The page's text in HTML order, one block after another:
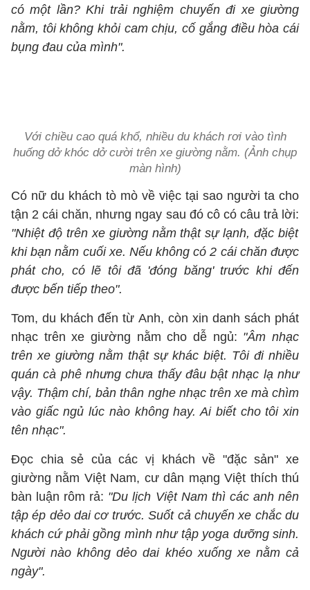
có một lần? Khi trải nghiệm chuyến đi xe giường
nằm, tôi không khỏi cam chịu, cố gắng điều hòa cái
bụng đau của mình".
Với chiều cao quá khổ, nhiều du khách rơi vào tình
huống dở khóc dở cười trên xe giường nằm. (Ảnh chụp
màn hình)
Có nữ du khách tò mò về việc tại sao người ta cho
tận 2 cái chăn, nhưng ngay sau đó cô có câu trả lời:
"Nhiệt độ trên xe giường nằm thật sự lạnh, đặc biệt
khi bạn nằm cuối xe. Nếu không có 2 cái chăn được
phát cho, có lẽ tôi đã 'đóng băng' trước khi đến
được bến tiếp theo".
Tom, du khách đến từ Anh, còn xin danh sách phát
nhạc trên xe giường nằm cho dễ ngủ: "Âm nhạc
trên xe giường nằm thật sự khác biệt. Tôi đi nhiều
quán cà phê nhưng chưa thấy đâu bật nhạc lạ như
vậy. Thậm chí, bản thân nghe nhạc trên xe mà chìm
vào giấc ngủ lúc nào không hay. Ai biết cho tôi xin
tên nhạc".
Đọc chia sẻ của các vị khách về "đặc sản" xe
giường nằm Việt Nam, cư dân mạng Việt thích thú
bàn luận rôm rả: "Du lịch Việt Nam thì các anh nên
tập ép dẻo dai cơ trước. Suốt cả chuyến xe chắc du
khách cứ phải gồng mình như tập yoga dưỡng sinh.
Người nào không dẻo dai khéo xuống xe nằm cả
ngày".